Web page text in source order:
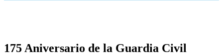
175 Aniversario de la Guardia Civil